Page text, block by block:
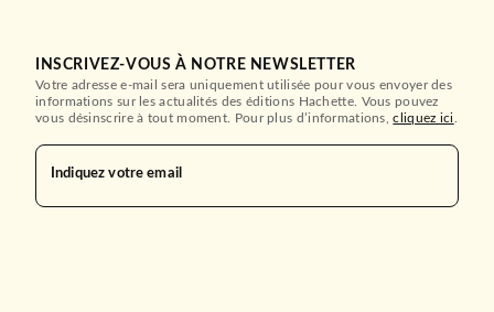
INSCRIVEZ-VOUS À NOTRE NEWSLETTER
Votre adresse e-mail sera uniquement utilisée pour vous envoyer des
informations sur les actualités des éditions Hachette. Vous pouvez
vous désinscrire à tout moment. Pour plus d’informations,cliquez ici
Indiquez votre email